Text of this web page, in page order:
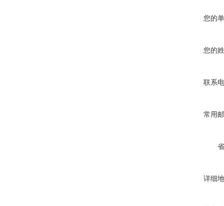
您的
您的
联系
常用
详细